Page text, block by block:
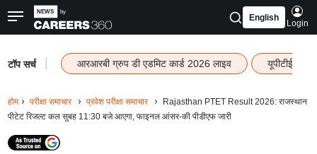
English
Login
टॉप सर्च आरआरबी ग्रुप डी एडमिट कार्ड 2026 लाइव यूपीटीईटी
होम परीक्षा समाचार प्रवेश परीक्षा समाचार
Rajasthan PTET Result 2026: राजस्थान
पीटेट रिजल्ट कल सुबह 11:30 बजे आएगा, फाइनल आंसर-की पीडीएफ जारी